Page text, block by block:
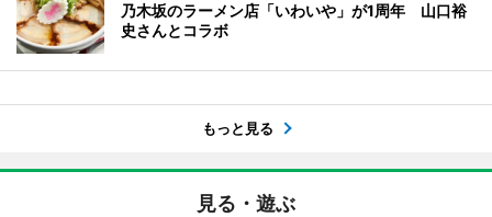
乃木坂のラーメン店「いわいや」が1周年 山口裕
史さんとコラボ
もっと見る
見る・遊ぶ